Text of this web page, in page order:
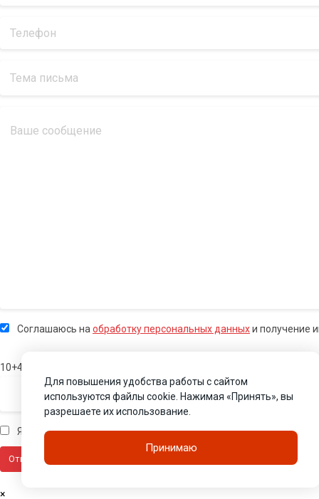
Соглашаюсь наобработку персональных данныхи получение
10+4
Я человек
×
Для повышения удобства работы с сайтом
используются файлы cookie. Нажимая «Принять», вы
разрешаете их использование.
Принимаю